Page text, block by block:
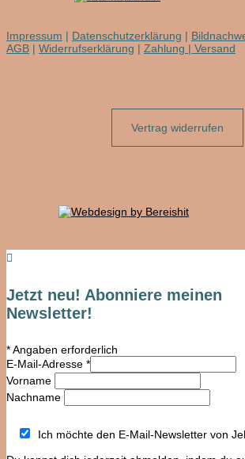
Impressum | Datenschutzerklärung |
AGB | Widerrufserklärung | Zahlung | Versand
Vertrag widerrufen

Jetzt neu! Abonniere meinen
Newsletter!
*Angaben erforderlich
E-Mail-Adresse *
Vorname
Nachname
Ich möchte den E-Mail-Newsletter von